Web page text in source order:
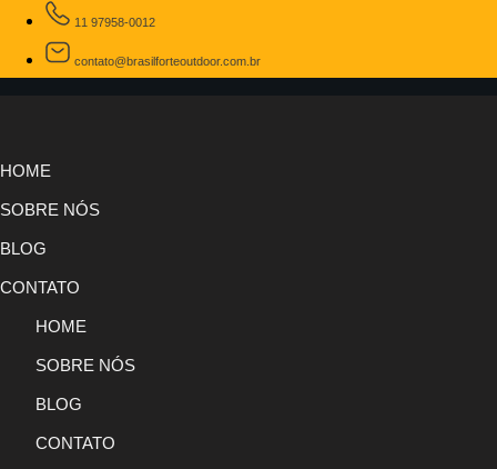
11 97958-0012
contato@brasilforteoutdoor.com.br
HOME
SOBRE NÓS
BLOG
CONTATO
HOME
SOBRE NÓS
BLOG
CONTATO